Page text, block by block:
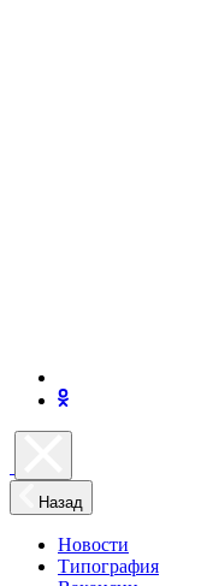
Назад
Новости
Типография